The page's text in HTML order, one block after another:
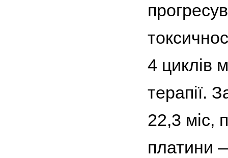
4 циклів
терапії.
22,3 міс,
платини